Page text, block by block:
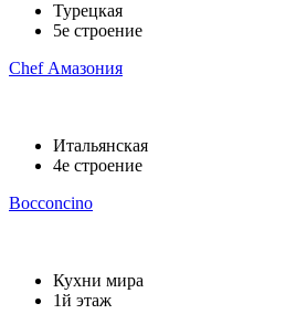
Турецкая
5е строение
Chef Амазония
Итальянская
4е строение
Bocconcino
Кухни мира
1й этаж